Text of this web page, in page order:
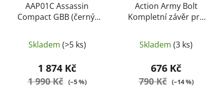
AAP01C Assassin
Compact GBB (černý)
Skladem (>5 ks)
1 874 Kč
1 990 Kč (–5 %)
Action Army Bolt
Kompletní závěr pro
Skladem (3 ks)
676 Kč
790 Kč (–14 %)